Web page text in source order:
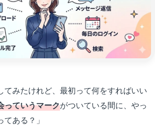
てみたけれど、最初って何をすればいい
っていうマークがついている間に、やっ
ある？」